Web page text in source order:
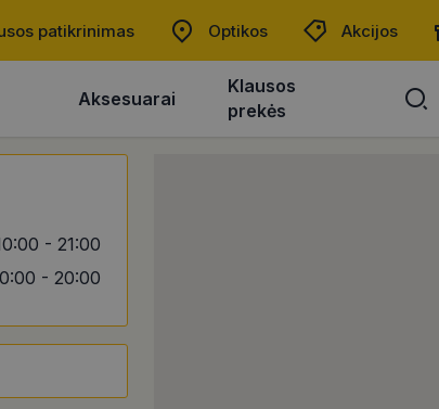
patikrinimas Optikos Akcijos
Aksesuarai
Klausos
prekės
- 21:00
- 20:00